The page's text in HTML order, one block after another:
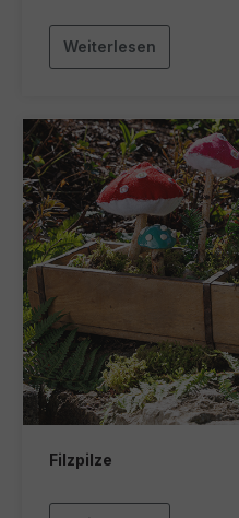
Weiterlesen
Filzpilze